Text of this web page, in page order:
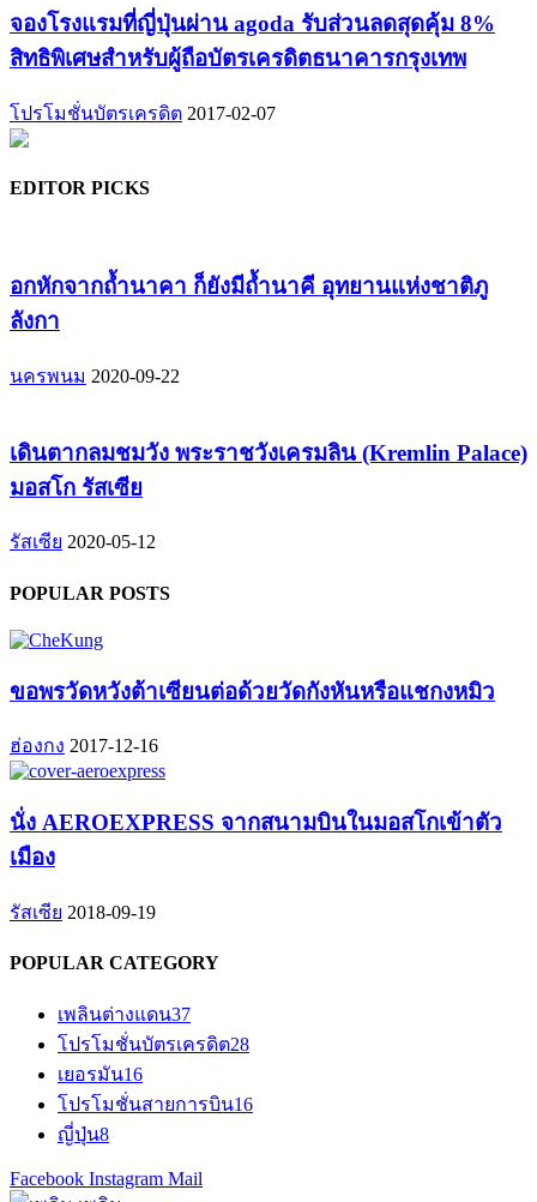
จองโรงแรมที่ญี่ปุ่นผ่าน agoda รับส่วนลดสุดคุ้ม 8%
สิทธิพิเศษสำหรับผู้ถือบัตรเครดิตธนาคารกรุงเทพ
โปรโมชั่นบัตรเครดิต 2017-02-07
EDITOR PICKS
อกหักจากถ้ำนาคา ก็ยังมีถ้ำนาคี อุทยานแห่งชาติภู
ลังกา
นครพนม 2020-09-22
เดินตากลมชมวัง พระราชวังเครมลิน (Kremlin Palace)
มอสโก รัสเซีย
รัสเซีย 2020-05-12
POPULAR POSTS
ขอพรวัดหวังต้าเซียนต่อด้วยวัดกังหันหรือแชกงหมิว
ฮ่องกง 2017-12-16
นั่ง AEROEXPRESS จากสนามบินในมอสโกเข้าตัว
เมือง
รัสเซีย 2018-09-19
POPULAR CATEGORY
เพลินต่างแดน37
โปรโมชั่นบัตรเครดิต28
เยอรมัน16
โปรโมชั่นสายการบิน16
ญี่ปุ่น8
Facebook Instagram Mail